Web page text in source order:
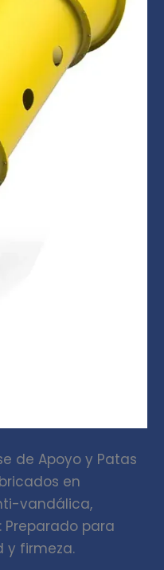
de Apoyo y Patas
en
vandálica,
para
y firmeza.